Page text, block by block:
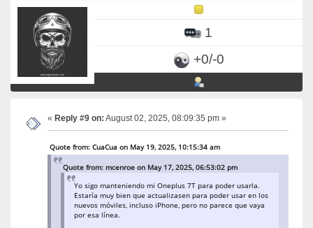
1
+0/-0
« Reply #9 on: August 02, 2025, 08:09:35 pm »
Quote from: CuaCua on May 19, 2025, 10:15:34 am
Quote from: mcenroe on May 17, 2025, 06:53:02 pm
Yo sigo manteniendo mi Oneplus 7T para poder usarla.
Estaría muy bien que actualizasen para poder usar en los
nuevos móviles, incluso iPhone, pero no parece que vaya
por esa línea.